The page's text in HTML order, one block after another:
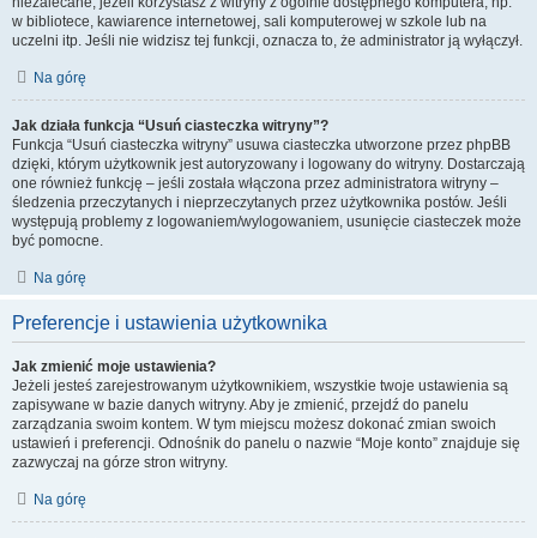
w bibliotece, kawiarence internetowej, sali komputerowej w szkole lub na
uczelni itp. Jeśli nie widzisz tej funkcji, oznacza to, że administrator ją wyłączył.
Na górę
Jak działa funkcja “Usuń ciasteczka witryny”?
Funkcja “Usuń ciasteczka witryny” usuwa ciasteczka utworzone przez phpBB
dzięki, którym użytkownik jest autoryzowany i logowany do witryny. Dostarczają
one również funkcję – jeśli została włączona przez administratora witryny –
śledzenia przeczytanych i nieprzeczytanych przez użytkownika postów. Jeśli
występują problemy z logowaniem/wylogowaniem, usunięcie ciasteczek może
być pomocne.
Na górę
Preferencje i ustawienia użytkownika
Jak zmienić moje ustawienia?
Jeżeli jesteś zarejestrowanym użytkownikiem, wszystkie twoje ustawienia są
zapisywane w bazie danych witryny. Aby je zmienić, przejdź do panelu
zarządzania swoim kontem. W tym miejscu możesz dokonać zmian swoich
ustawień i preferencji. Odnośnik do panelu o nazwie “Moje konto” znajduje się
zazwyczaj na górze stron witryny.
Na górę